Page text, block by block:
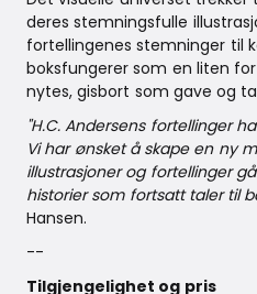
deres stemningsfulle
fortellingenes stemninger til
boksfungerer som en liten
nytes, gisbort som gave og
"H.C. Andersens fortellinger
Vi har ønsket å skape en ny
illustrasjoner og fortellinger
historier som fortsatt taler til
Hansen.
--
Tilgjengelighet og pris